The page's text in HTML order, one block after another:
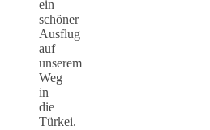
ein
schöner
Ausflug
auf
unserem
Weg
in
die
Türkei.